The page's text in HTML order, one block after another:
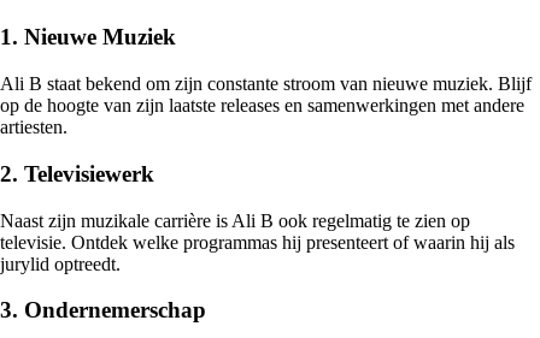
1. Nieuwe Muziek
Ali B staat bekend om zijn constante stroom van nieuwe muziek. Blijf
op de hoogte van zijn laatste releases en samenwerkingen met andere
artiesten.
2. Televisiewerk
Naast zijn muzikale carrière is Ali B ook regelmatig te zien op
televisie. Ontdek welke programmas hij presenteert of waarin hij als
jurylid optreedt.
3. Ondernemerschap